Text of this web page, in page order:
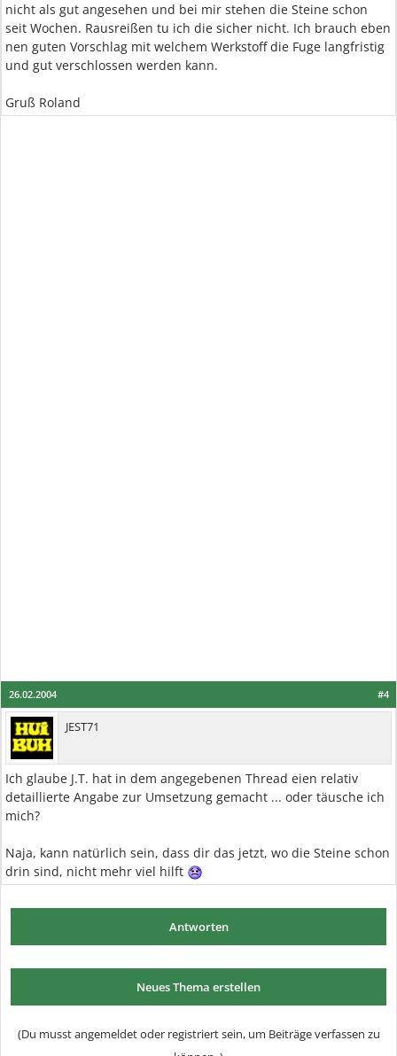
nicht als gut angesehen und bei mir stehen die Steine schon
seit Wochen. Rausreißen tu ich die sicher nicht. Ich brauch eben
nen guten Vorschlag mit welchem Werkstoff die Fuge langfristig
und gut verschlossen werden kann.
Gruß Roland
#4
26.02.2004
JEST71
Ich glaube J.T. hat in dem angegebenen Thread eien relativ
detaillierte Angabe zur Umsetzung gemacht ... oder täusche ich
mich?
Naja, kann natürlich sein, dass dir das jetzt, wo die Steine schon
drin sind, nicht mehr viel hilft
Antworten
Neues Thema erstellen
(Du musst angemeldet oder registriert sein, um Beiträge verfassen zu